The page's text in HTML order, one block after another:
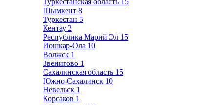
Туркестанская область 15
Шымкент 8
Туркестан 5
Кентау 2
Республика Марий Эл 15
Йошкар-Ола 10
Волжск 1
Звенигово 1
Сахалинская область 15
Южно-Сахалинск 10
Невельск 1
Корсаков 1